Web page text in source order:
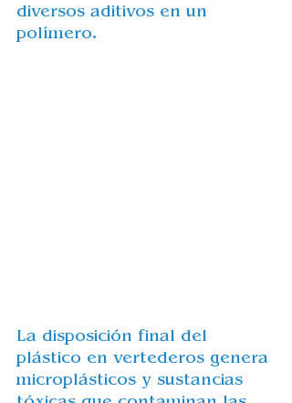
diversos aditivos en un
polímero.
La disposición final del
plástico en vertederos genera
microplásticos y sustancias